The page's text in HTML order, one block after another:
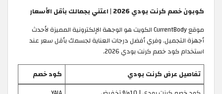
كوبون خصم كرنت بودي 2026 | اعتني بجمالك بأقل الأسعار
موقع CurrentBody الكويت هو الوجهة الإلكترونية المميزة لأحدث
أجهزة التجميل. وفري أفضل درجات العناية لجسمك بأقل سعر عند
استخدام كود خصم كرنت بودي 2026.
تفاصيل عرض كرنت بودي
كود خصم